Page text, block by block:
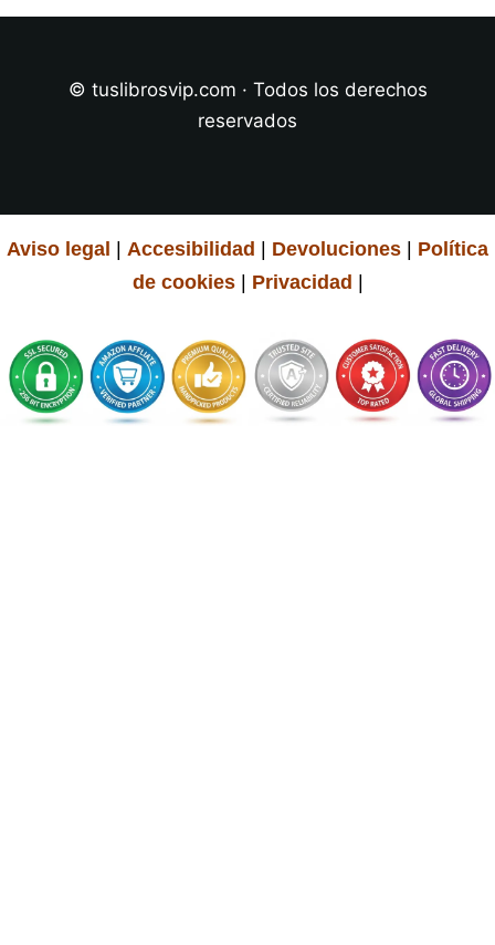
© tuslibrosvip.com · Todos los derechos
reservados
Aviso legal Accesibilidad Devoluciones
Política
de cookies| Privacidad